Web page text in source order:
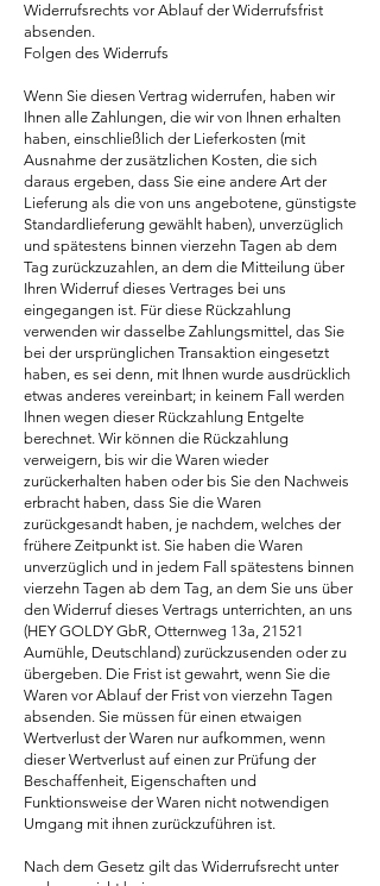
Widerrufsrechts vor Ablauf der Widerrufsfrist
absenden.
Folgen des Widerrufs
Wenn Sie diesen Vertrag widerrufen, haben wir
Ihnen alle Zahlungen, die wir von Ihnen erhalten
haben, einschließlich der Lieferkosten (mit
Ausnahme der zusätzlichen Kosten, die sich
daraus ergeben, dass Sie eine andere Art der
Lieferung als die von uns angebotene, günstigste
Standardlieferung gewählt haben), unverzüglich
und spätestens binnen vierzehn Tagen ab dem
Tag zurückzuzahlen, an dem die Mitteilung über
Ihren Widerruf dieses Vertrages bei uns
eingegangen ist. Für diese Rückzahlung
verwenden wir dasselbe Zahlungsmittel, das Sie
bei der ursprünglichen Transaktion eingesetzt
haben, es sei denn, mit Ihnen wurde ausdrücklich
etwas anderes vereinbart; in keinem Fall werden
Ihnen wegen dieser Rückzahlung Entgelte
berechnet. Wir können die Rückzahlung
verweigern, bis wir die Waren wieder
zurückerhalten haben oder bis Sie den Nachweis
erbracht haben, dass Sie die Waren
zurückgesandt haben, je nachdem, welches der
frühere Zeitpunkt ist. Sie haben die Waren
unverzüglich und in jedem Fall spätestens binnen
vierzehn Tagen ab dem Tag, an dem Sie uns über
den Widerruf dieses Vertrags unterrichten, an uns
(HEY GOLDY GbR, Otternweg 13a, 21521
Aumühle, Deutschland) zurückzusenden oder zu
übergeben. Die Frist ist gewahrt, wenn Sie die
Waren vor Ablauf der Frist von vierzehn Tagen
absenden. Sie müssen für einen etwaigen
Wertverlust der Waren nur aufkommen, wenn
dieser Wertverlust auf einen zur Prüfung der
Beschaffenheit, Eigenschaften und
Funktionsweise der Waren nicht notwendigen
Umgang mit ihnen zurückzuführen ist.
Nach dem Gesetz gilt das Widerrufsrecht unter